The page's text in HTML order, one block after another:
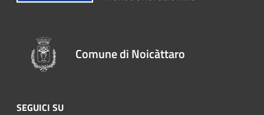
Comune di Noicàttaro
SEGUICI SU